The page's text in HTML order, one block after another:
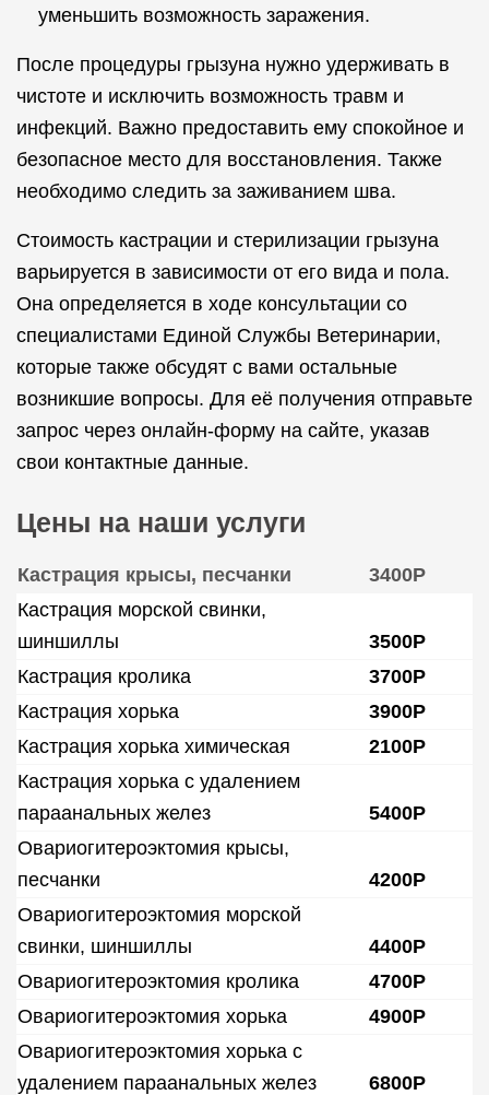
уменьшить возможность заражения.
После процедуры грызуна нужно удерживать в
чистоте и исключить возможность травм и
инфекций. Важно предоставить ему спокойное и
безопасное место для восстановления. Также
необходимо следить за заживанием шва.
Стоимость кастрации и стерилизации грызуна
варьируется в зависимости от его вида и пола.
Она определяется в ходе консультации со
специалистами Единой Службы Ветеринарии,
которые также обсудят с вами остальные
возникшие вопросы. Для её получения отправьте
запрос через онлайн-форму на сайте, указав
свои контактные данные.
Цены на наши услуги
Кастрация крысы, песчанки
3400Р
Кастрация морской свинки,
шиншиллы
3500Р
Кастрация кролика
3700Р
Кастрация хорька
3900Р
Кастрация хорька химическая
2100Р
Кастрация хорька с удалением
параанальных желез
5400Р
Овариогитероэктомия крысы,
песчанки
4200Р
Овариогитероэктомия морской
свинки, шиншиллы
4400Р
Овариогитероэктомия кролика
4700Р
Овариогитероэктомия хорька
4900Р
Овариогитероэктомия хорька с
удалением параанальных желез
6800Р